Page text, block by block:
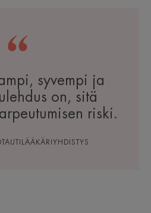
syvempi ja
on, sitä
riski.